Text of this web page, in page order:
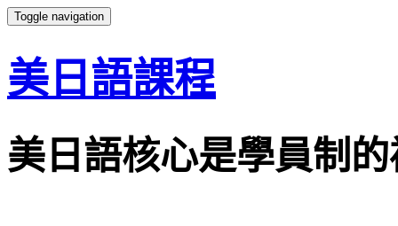
Toggle navigation
美日語課程
美日語核心是學員制